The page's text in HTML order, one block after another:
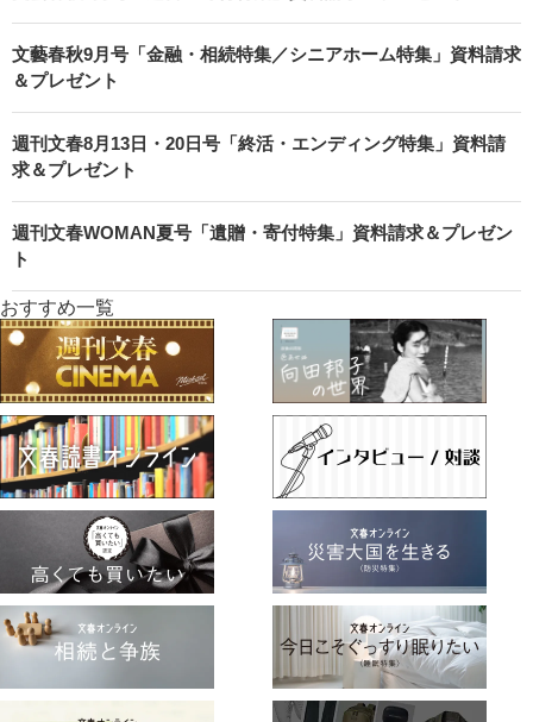
文藝春秋9月号「金融・相続特集／シニアホーム特集」資料請求
＆プレゼント
週刊文春8月13日・20日号「終活・エンディング特集」資料請
求＆プレゼント
週刊文春WOMAN夏号「遺贈・寄付特集」資料請求＆プレゼン
ト
おすすめ一覧